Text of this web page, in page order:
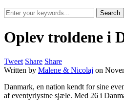
Oplev troldene i
Tweet Share Share
Written by Malene & Nicolaj on
Danmark, en nation kendt for sine
af eventyrlystne sjæle. Med 26 i